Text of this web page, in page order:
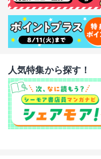
人気特集から探す！